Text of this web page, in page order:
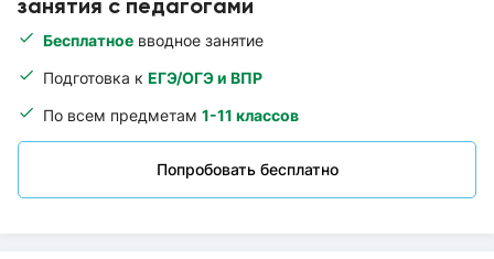
занятия с педагогами
Бесплатное вводное занятие
Подготовка к ЕГЭ/ОГЭ и ВПР
По всем предметам 1-11 классов
Попробовать бесплатно